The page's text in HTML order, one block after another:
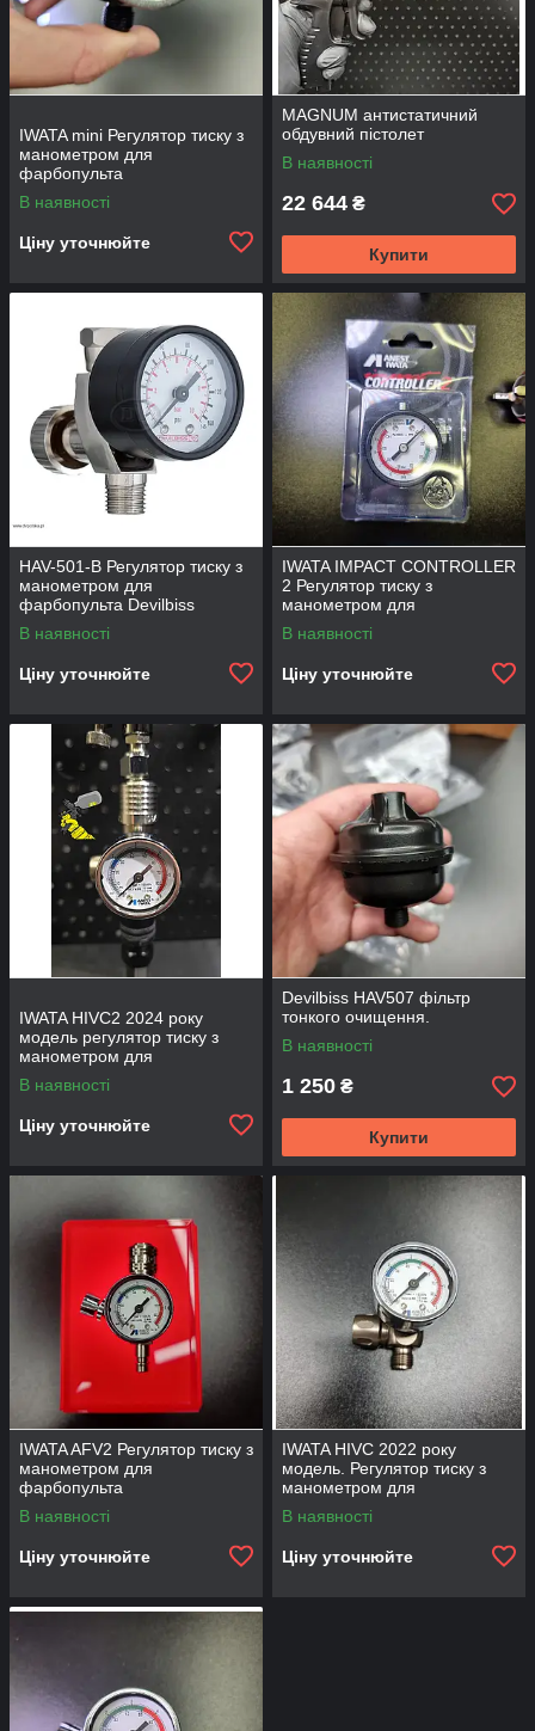
IWATA mini Регулятор тиску з
манометром для
фарбопульта
В наявності
Ціну уточнюйте
MAGNUM антистатичний
обдувний пістолет
В наявності
22 644 ₴
Купити
HAV-501-B Регулятор тиску з
манометром для
фарбопульта Devilbiss
В наявності
Ціну уточнюйте
IWATA IMPACT CONTROLLER
2 Регулятор тиску з
манометром для
фарбопульту
В наявності
Ціну уточнюйте
IWATA HIVC2 2024 року
модель регулятор тиску з
манометром для
фарбопульта
В наявності
Ціну уточнюйте
Devilbiss HAV507 фільтр
тонкого очищення.
В наявності
1 250 ₴
Купити
IWATA AFV2 Регулятор тиску з
манометром для
фарбопульта
В наявності
Ціну уточнюйте
IWATA HIVC 2022 року
модель. Регулятор тиску з
манометром для
фарбувального фарбопульту
В наявності
Ціну уточнюйте